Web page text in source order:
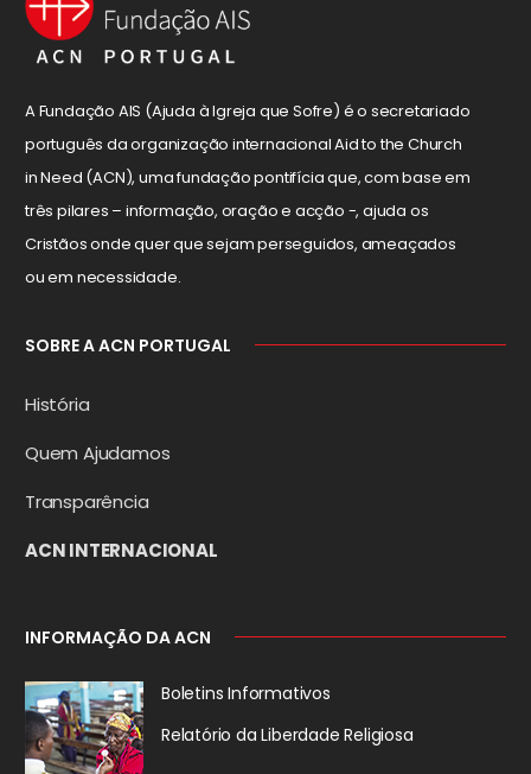
A Fundação AIS (Ajuda à Igreja que Sofre) é o secretariado
português da organização internacional Aid to the Church
in Need (ACN), uma fundação pontifícia que, com base em
três pilares – informação, oração e acção -, ajuda os
Cristãos onde quer que sejam perseguidos, ameaçados
ou em necessidade.
SOBRE A ACN PORTUGAL
História
Quem Ajudamos
Transparência
ACN INTERNACIONAL
INFORMAÇÃO DA ACN
Boletins Informativos
Relatório da Liberdade Religiosa